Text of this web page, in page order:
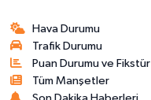
Hava Durumu
Trafik Durumu
Puan Durumu ve Fikstür
Tüm Manşetler